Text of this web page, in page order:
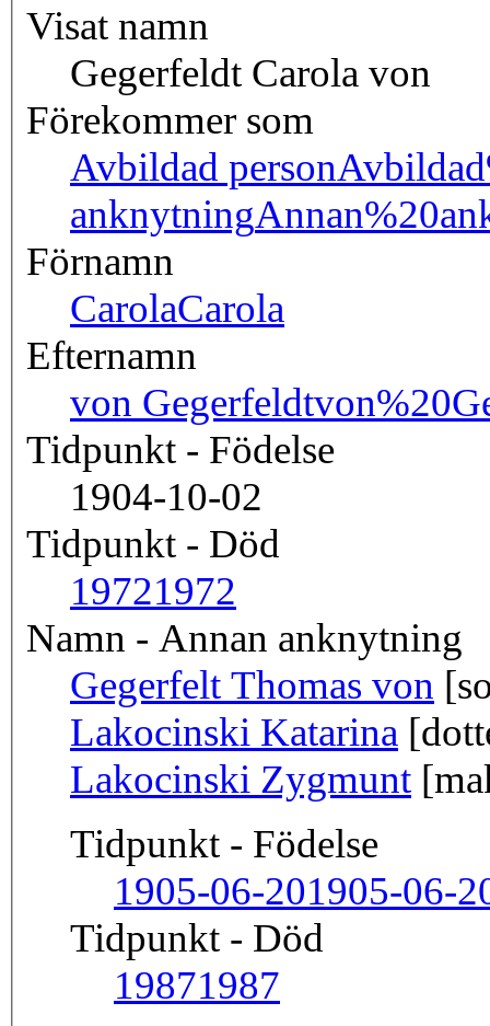
Visat namn
Gegerfeldt Carola von
Förekommer som
Avbildad person
anknytning
Förnamn
CarolaCarola
Efternamn
von Gegerfeldt
Tidpunkt - Födelse
1904-10-02
Tidpunkt - Död
19721972
Namn - Annan anknytning
Gegerfelt Thomas von
Lakocinski Katarina
Lakocinski Zygmunt
Tidpunkt - Födelse
1905-06-201905-06-
Tidpunkt - Död
19871987